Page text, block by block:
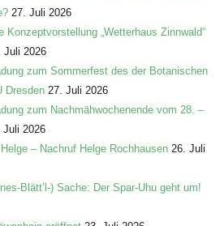
27. Juli 2026
Konzeptvorstellung „Wetterhaus Zinnwald“
Juli 2026
zum Sommerfest des der Botanischen
Dresden 27. Juli 2026
zum Nachmähwochenende vom 28. –
Juli 2026
– Nachruf Helge Rochhausen 26. Juli
Blätt’l-) Sache: Der Spar-Uhu geht um!